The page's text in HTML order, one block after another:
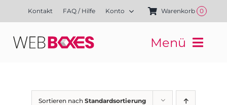
Kontakt FAQ / Hilfe Konto Warenkorb 0
Menü
KampagnenSortieren nach Standardsortierung